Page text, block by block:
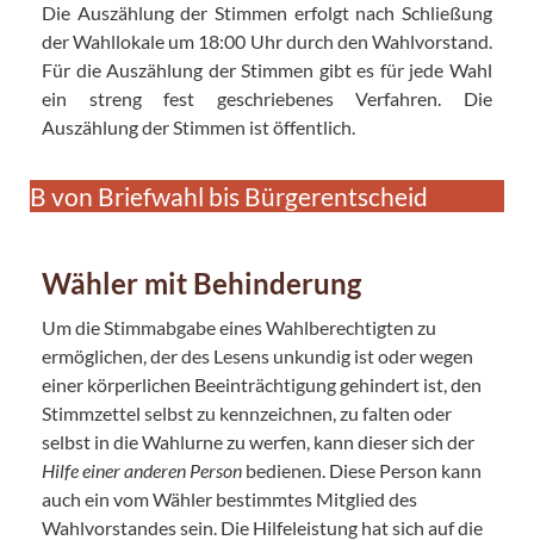
Die Auszählung der Stimmen erfolgt nach Schließung
der Wahllokale um 18:00 Uhr durch den Wahlvorstand.
Für die Auszählung der Stimmen gibt es für jede Wahl
ein streng fest geschriebenes Verfahren. Die
Auszählung der Stimmen ist öffentlich.
B von Briefwahl bis Bürgerentscheid
Wähler mit Behinderung
Um die Stimmabgabe eines Wahlberechtigten zu
ermöglichen, der des Lesens unkundig ist oder wegen
einer körperlichen Beeinträchtigung gehindert ist, den
Stimmzettel selbst zu kennzeichnen, zu falten oder
selbst in die Wahlurne zu werfen, kann dieser sich der
Hilfe einer anderen Person bedienen. Diese Person kann
auch ein vom Wähler bestimmtes Mitglied des
Wahlvorstandes sein. Die Hilfeleistung hat sich auf die